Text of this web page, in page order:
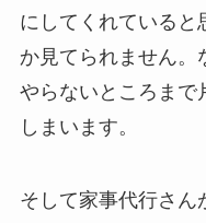
にしてくれていると
か見てられません。
やらないところまで
しまいます。
そして家事代行さん